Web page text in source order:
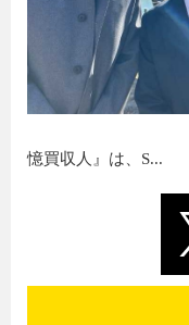
憶買収人』は、S...